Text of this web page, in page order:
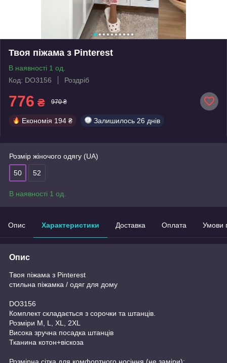
Твоя піжама з Pinterest
В наявності 1 од.
Код: DO3156
Роздріб
776 ₴ 970 ₴
Економія 194 ₴ Залишилось 26 днів
Розмір жіночого одягу (UA)
50 52
В наявності 1 од.
Опис Характеристики Доставка Оплата Умови
Опис
Твоя піжама з Pinterest
стильна піжамка / одяг для дому
DO3156
Комплект складається з сорочки та штанців.
Розміри M, L, XL, 2XL
Висока зручна посадка штанців
Тканина котон+віскоза
Розмірна сітка для комфортного носіння (не заміри):